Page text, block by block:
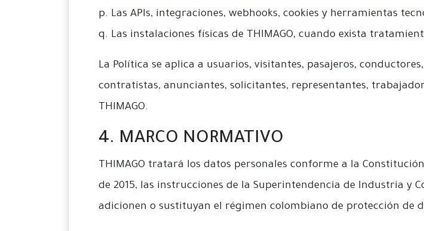
p. Las APIs, integraciones, webhooks, cookies y herramientas
q. Las instalaciones físicas de THIMAGO, cuando exista
La Política se aplica a usuarios, visitantes, pasajeros,
contratistas, anunciantes, solicitantes, representantes,
THIMAGO.
4. MARCO NORMATIVO
THIMAGO tratará los datos personales conforme a la
de 2015, las instrucciones de la Superintendencia de Industria y
adicionen o sustituyan el régimen colombiano de protección de